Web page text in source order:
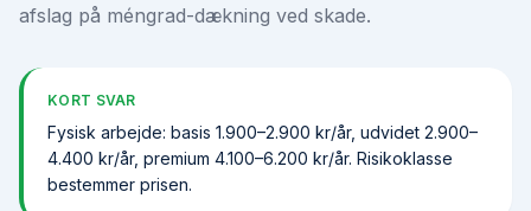
afslag på méngrad-dækning ved skade.
KORT SVAR
Fysisk arbejde: basis 1.900–2.900 kr/år, udvidet 2.900–
4.400 kr/år, premium 4.100–6.200 kr/år. Risikoklasse
bestemmer prisen.